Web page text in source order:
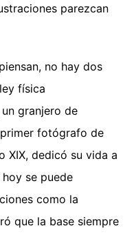
parezcan
no hay dos
física
granjero de
fotógrafo de
XIX, dedicó su vida a
se puede
como la
que la base siempre